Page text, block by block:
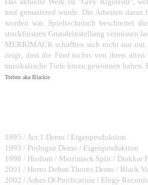
und gemastered wurde. Die Arbeiten daran
worden war. Spieltechnisch beschreitet
stockfinstren Grundeinstellung vermissen
MERRIMACK schafften sich nicht nur mit
zeigt, dass die Fünf nichts von ihren alten
musikalische Tiefe hinzu gewonnen
Torben aka Blackie
1995 / Act 1 Demo / Eigenproduktion
1995 / Prologue Demo / Eigenproduktion
1998 / Hirilorn / Merrimack Split / Drakkar
2001 / Horns Defeat Thorns Demo / Black
2002 / Ashes Of Purification / Elegy Records